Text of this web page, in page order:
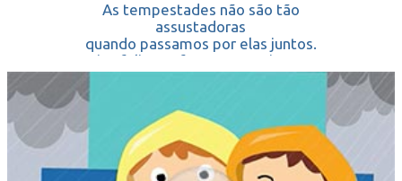
As tempestades não são tão
assustadoras
quando passamos por elas juntos.
Fico feliz em fazer nesta viagem
com você.